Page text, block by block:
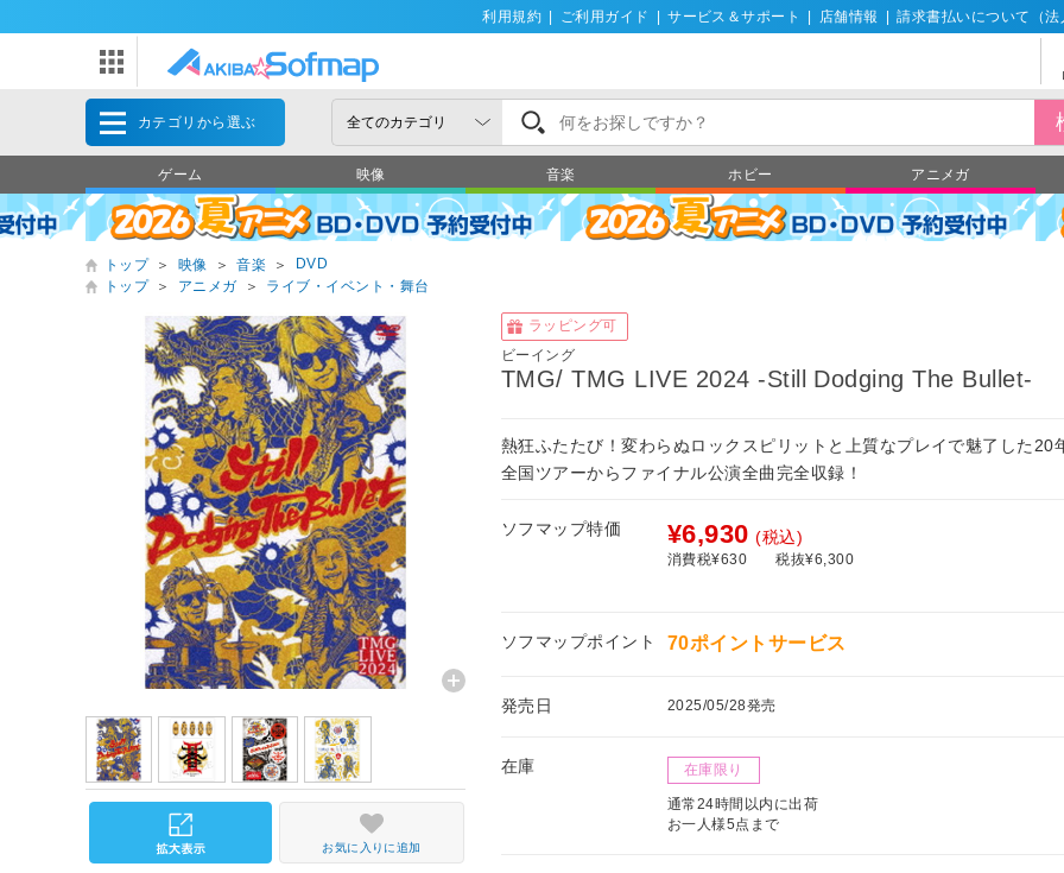
利用規約 ご利用ガイド サービス＆サポート 店舗情報 請求書払いについて（法
カテゴリから選ぶ
ゲーム 映像 音楽 ホビー アニメガ
トップ ＞ 映像 ＞ 音楽 ＞
DVD
トップ
＞ アニメガ ＞ ライブ・イベント・舞台
ラッピング可
ビーイング
TMG/ TMG LIVE 2024 -Still Dodging The Bullet-
熱狂ふたたび！変わらぬロックスピリットと上質なプレイで魅了した20
全国ツアーからファイナル公演全曲完全収録！
ソフマップ特価 ¥6,930 (税込)
消費税¥630 税抜¥6,300
ソフマップポイント 70ポイントサービス
発売日 2025/05/28発売
在庫 在庫限り
通常24時間以内に出荷
お一人様5点まで
お気に入りに追加